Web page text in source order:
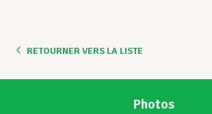
RETOURNER VERS LA LISTE
Photos